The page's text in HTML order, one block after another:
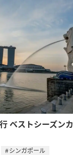
ベストシーズンカ
シンガポール